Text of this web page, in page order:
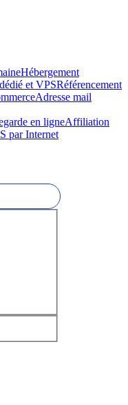
Hébergement
et VPSRéférencement
Adresse mail
en ligneAffiliation
par Internet